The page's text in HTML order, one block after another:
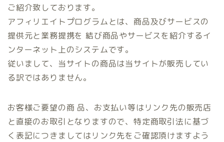
ご紹介致しております。
アフィリエイトプログラムとは、商品及びサービスの
提供元と業務提携を 結び商品やサービスを紹介するイ
ンターネット上のシステムです。
従いまして、当サイトの商品は当サイトが販売してい
る訳ではありません。
お客様ご要望の商 品、お支払い等はリンク先の販売店
と直接のお取引となりますので、特定商取引法に基づ
く表記につきましてはリンク先をご確認頂けますよう
ホーム
ご提供中のメニュー